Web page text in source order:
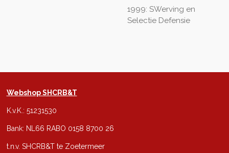
1999: SWerving en
Selectie Defensie
Webshop SHCRB&T
K.v.K.: 51231530
Bank: NL66 RABO 0158 8700 26
t.n.v. SHCRB&T te Zoetermeer